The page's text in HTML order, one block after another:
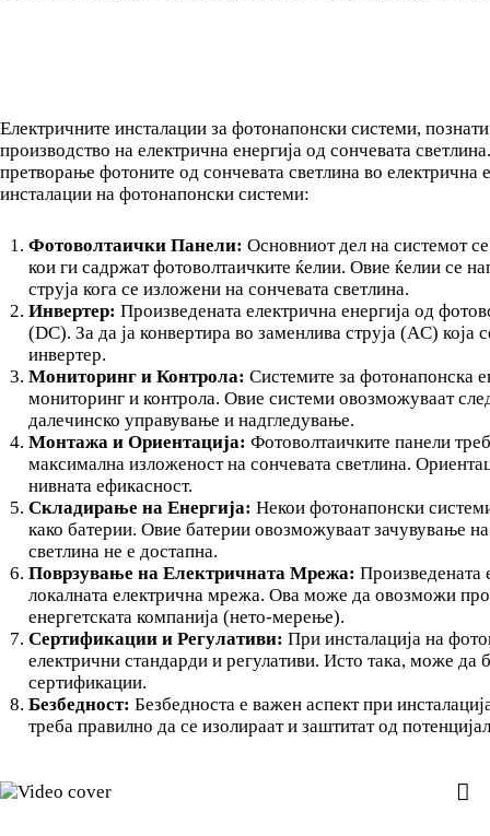
Електричните инсталации за фотонапонски системи,
производство на електрична енергија од сончевата
претворање фотоните од сончевата светлина во електрична
инсталации на фотонапонски системи:
Фотоволтаички Панели: Основниот дел на системот
кои ги садржат фотоволтаичките ќелии. Овие ќелии се
струја кога се изложени на сончевата светлина.
Инвертер: Произведената електрична енергија од
(DC). За да ја конвертира во заменлива струја (AC) која
инвертер.
Мониторинг и Контрола: Системите за фотонапонска
мониторинг и контрола. Овие системи овозможуваат
далечинско управување и надгледување.
Монтажа и Ориентација: Фотоволтаичките панели
максимална изложеност на сончевата светлина.
нивната ефикасност.
Складирање на Енергија: Некои фотонапонски
како батерии. Овие батерии овозможуваат зачувување
светлина не е достапна.
Поврзување на Електричната Мрежа: Произведената
локалната електрична мрежа. Ова може да овозможи
енергетската компанија (нето-мерење).
Сертификации и Регулативи: При инсталација на
електрични стандарди и регулативи. Исто така, може да
сертификации.
Безбедност: Безбедноста е важен аспект при
треба правилно да се изолираат и заштитат од